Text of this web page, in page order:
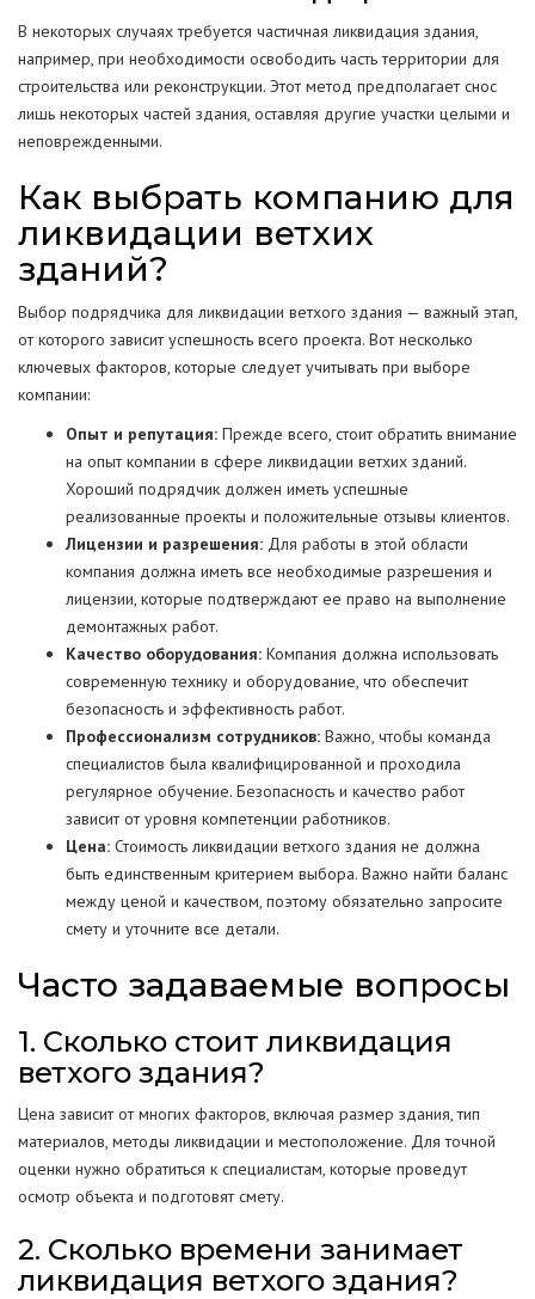
В некоторых случаях требуется частичная ликвидация здания,
например, при необходимости освободить часть территории для
строительства или реконструкции. Этот метод предполагает снос
лишь некоторых частей здания, оставляя другие участки целыми и
неповрежденными.
Как выбрать компанию для
ликвидации ветхих
зданий?
Выбор подрядчика для ликвидации ветхого здания — важный этап,
от которого зависит успешность всего проекта. Вот несколько
ключевых факторов, которые следует учитывать при выборе
компании:
Опыт и репутация: Прежде всего, стоит обратить внимание
на опыт компании в сфере ликвидации ветхих зданий.
Хороший подрядчик должен иметь успешные
реализованные проекты и положительные отзывы клиентов.
Лицензии и разрешения: Для работы в этой области
компания должна иметь все необходимые разрешения и
лицензии, которые подтверждают ее право на выполнение
демонтажных работ.
Качество оборудования: Компания должна использовать
современную технику и оборудование, что обеспечит
безопасность и эффективность работ.
Профессионализм сотрудников: Важно, чтобы команда
специалистов была квалифицированной и проходила
регулярное обучение. Безопасность и качество работ
зависит от уровня компетенции работников.
Цена: Стоимость ликвидации ветхого здания не должна
быть единственным критерием выбора. Важно найти баланс
между ценой и качеством, поэтому обязательно запросите
смету и уточните все детали.
Часто задаваемые вопросы
1. Сколько стоит ликвидация
ветхого здания?
Цена зависит от многих факторов, включая размер здания, тип
материалов, методы ликвидации и местоположение. Для точной
оценки нужно обратиться к специалистам, которые проведут
осмотр объекта и подготовят смету.
2. Сколько времени занимает
ликвидация ветхого здания?